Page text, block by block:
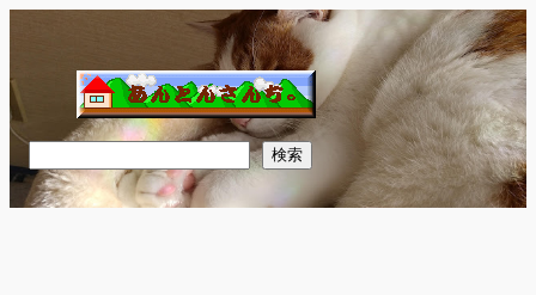
を
ス
キ
ッ
プ
索
検索